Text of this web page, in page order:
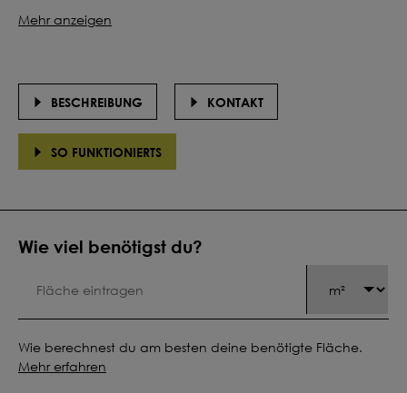
Mehr anzeigen
Wie viel benötigst du?
Wie berechnest du am besten deine benötigte Fläche.
Mehr erfahren
BESCHREIBUNG KONTAKT
SO FUNKTIONIERTS